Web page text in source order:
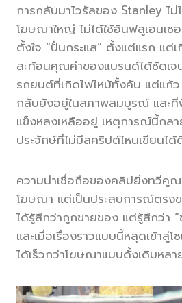
การกลับมาไวรัลของ Stanley ไ
โฆษณาใหญ่ ไม่ได้ใช้อินฟลูเอนเซ
ตั้งใจ “ปั่นกระแส” ตั้งแต่แรก แต่
สะท้อนคุณค่าของแบรนด์ได้ชัดเ
รถยนต์ที่เกิดไฟไหม้ทั้งคัน แต่แก้
กลับยังอยู่ในสภาพสมบูรณ์ และ
แข็งหลงเหลืออยู่ เหตุการณ์นี้กลา
ประจักษ์ที่ไม่มีสคริปต์ไหนเขียนได้
ความน่าเชื่อถือของคลิปยิ่งทวีคูณ
โฆษณา แต่เป็นประสบการณ์ตรง
ได้รู้สึกว่าถูกขายของ แต่รู้สึกว่า
และเมื่อเรื่องราวแบบนี้หลุดเข้าสู่
ได้เร็วกว่าโฆษณาแบบดั้งเดิมหลา